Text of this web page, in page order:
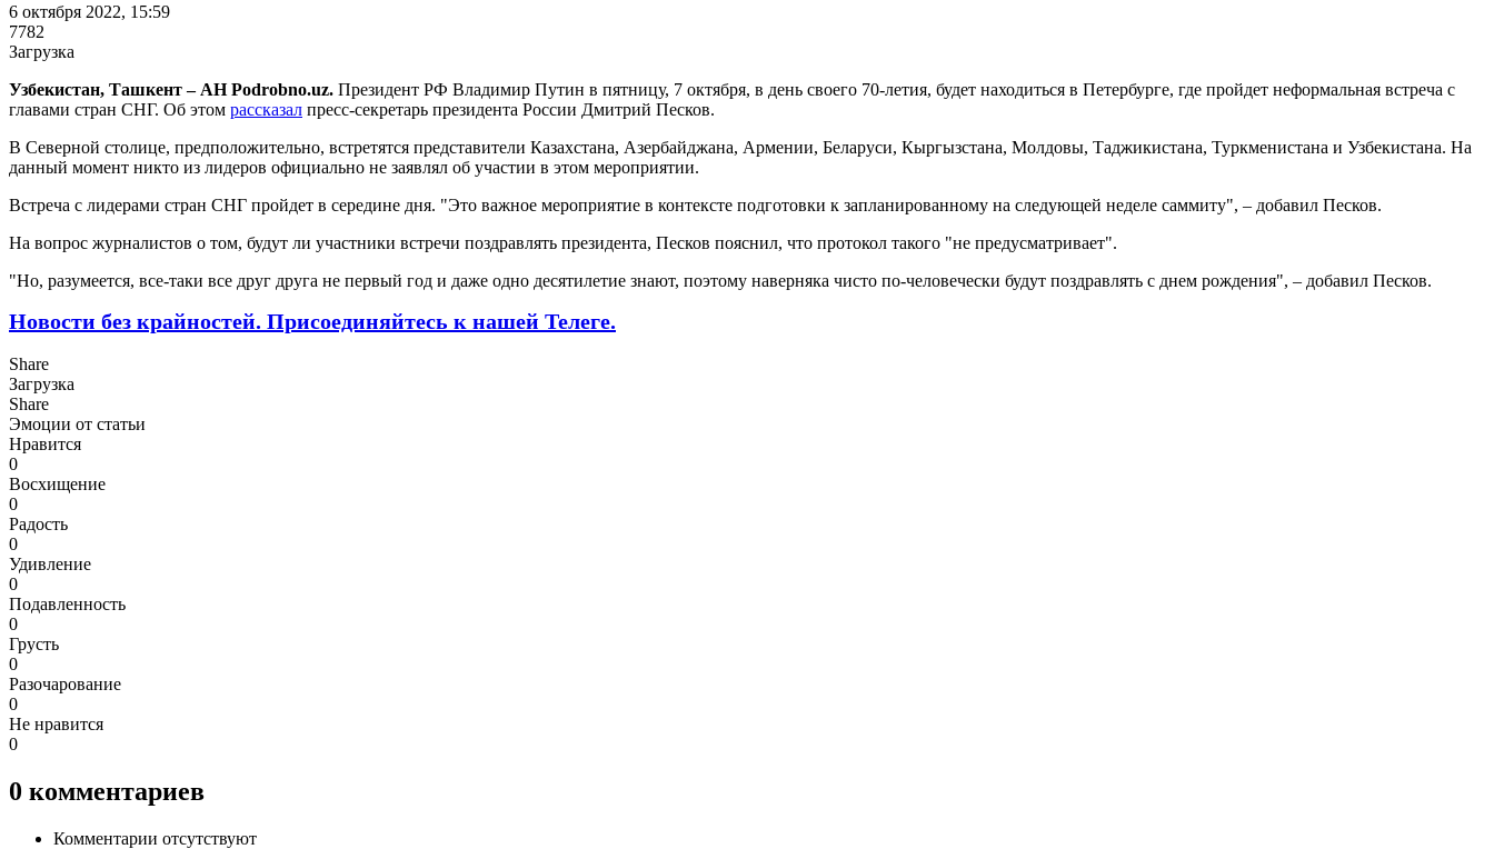
6 октября 2022, 15:59
7782
Загрузка
Узбекистан, Ташкент – АН Podrobno.uz. Президент РФ Владимир Путин в пятницу, 7 октября, в день своего 70-летия, будет находиться в Петербурге, где пройдет неформальная встреча с
главами стран СНГ. Об этом рассказал пресс-секретарь президента России Дмитрий Песков.
В Северной столице, предположительно, встретятся представители Казахстана, Азербайджана, Армении, Беларуси, Кыргызстана, Молдовы, Таджикистана, Туркменистана и Узбекистана. На
данный момент никто из лидеров официально не заявлял об участии в этом мероприятии.
Встреча с лидерами стран СНГ пройдет в середине дня. "Это важное мероприятие в контексте подготовки к запланированному на следующей неделе саммиту", – добавил Песков.
На вопрос журналистов о том, будут ли участники встречи поздравлять президента, Песков пояснил, что протокол такого "не предусматривает".
"Но, разумеется, все-таки все друг друга не первый год и даже одно десятилетие знают, поэтому наверняка чисто по-человечески будут поздравлять с днем рождения", – добавил Песков.
Новости без крайностей. Присоединяйтесь к нашей Телеге.
Share
Загрузка
Share
Эмоции от статьи
Нравится
0
Восхищение
0
Радость
0
Удивление
0
Подавленность
0
Грусть
0
Разочарование
0
Не нравится
0
0 комментариев
Комментарии отсутствуют